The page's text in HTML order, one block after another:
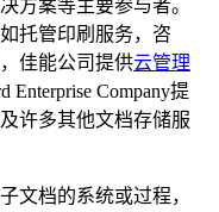
方案等主要参与者。
托管印刷服务，咨
佳能公司提供云管理
Enterprise Company提
许多其他文档存储服
文档的系统或过程，